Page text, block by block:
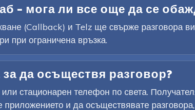
– мога ли все още да се
(Callback) и Telz ще свърже разговора
при ограничена връзка.
да осъществя разговор?
стационарен телефон по света.
и да осъществявате